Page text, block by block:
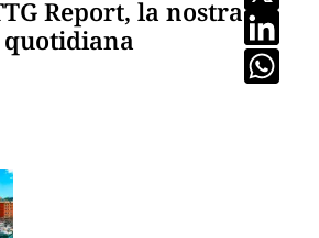
Report, la nostra